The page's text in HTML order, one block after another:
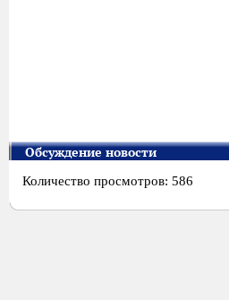
Обсуждение новости
Количество просмотров: 586